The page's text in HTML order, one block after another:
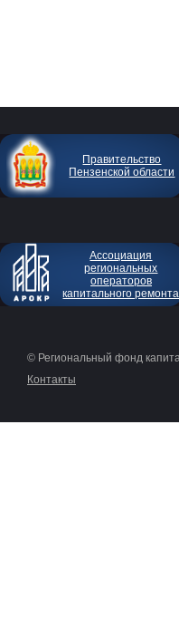
Правительство
Пензенской области
Ассоциация
региональных
операторов
капитального ремонта
© Региональный фонд
Контакты